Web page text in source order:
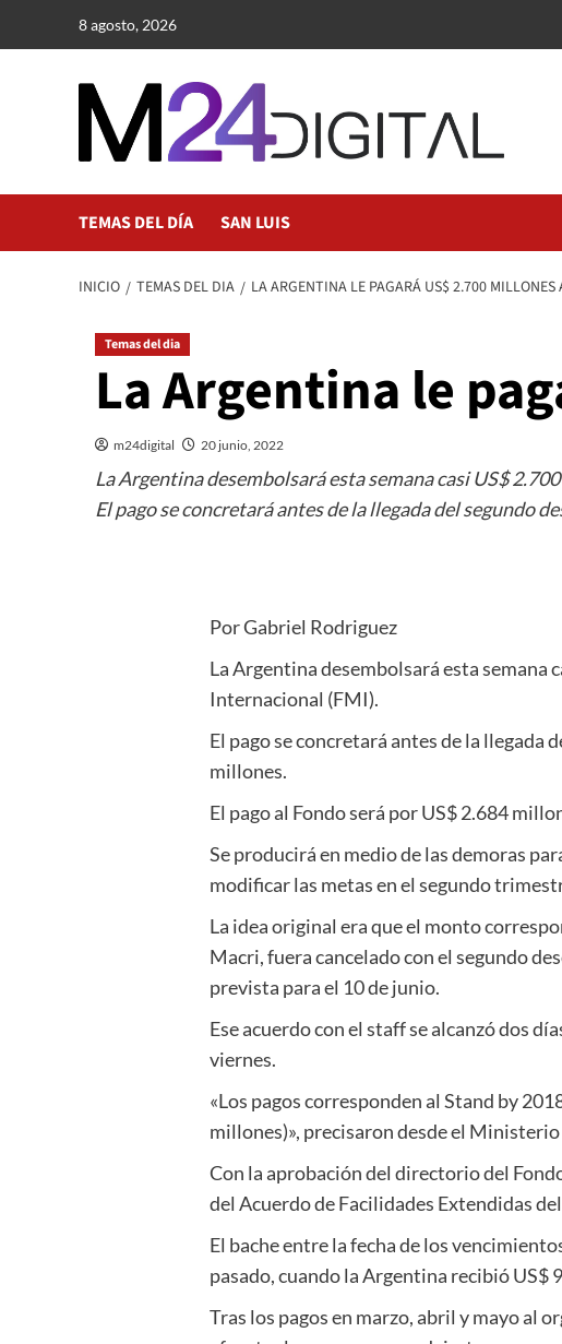
8 agosto, 2026
TEMAS DEL DÍA SAN LUIS
INICIO TEMAS DEL DIA LA ARGENTINA LE PAGARÁ US$ 2.700 MILLONES
Temas del dia
La Argentina le
m24digital 20 junio, 2022
La Argentina desembolsará esta semana casi US$
El pago se concretará antes de la llegada del
Por Gabriel Rodriguez
La Argentina desembolsará esta
Internacional (FMI).
El pago se concretará antes de la
millones.
El pago al Fondo será por US$ 2.684
Se producirá en medio de las demoras
modificar las metas en el segundo
La idea original era que el monto
Macri, fuera cancelado con el segundo
prevista para el 10 de junio.
Ese acuerdo con el staff se alcanzó dos
viernes.
«Los pagos corresponden al Stand by
millones)», precisaron desde el Ministerio
Con la aprobación del directorio del
del Acuerdo de Facilidades Extendidas
El bache entre la fecha de los
pasado, cuando la Argentina recibió US$
Tras los pagos en marzo, abril y mayo al